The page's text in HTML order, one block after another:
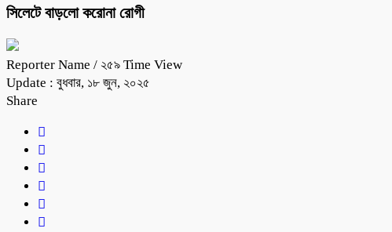
সিলেটে বাড়লো করোনা রোগী
Reporter Name / ২৫৯ Time View
Update : বুধবার, ১৮ জুন, ২০২৫
Share